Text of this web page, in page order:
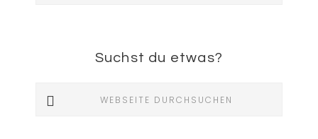
Suchst du etwas?